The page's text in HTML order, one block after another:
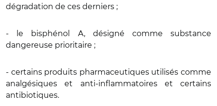
dégradation de ces derniers ;
- le bisphénol A, désigné comme substance
dangereuse prioritaire ;
- certains produits pharmaceutiques utilisés comme
analgésiques et anti-inflammatoires et certains
antibiotiques.